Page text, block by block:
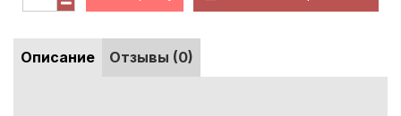
Описание Отзывы (0)